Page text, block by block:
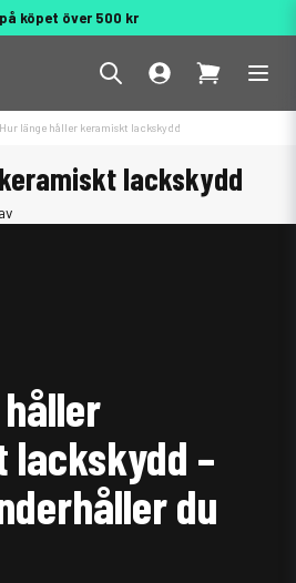
hjälp? 010 188 95 55
Hur länge håller keramiskt lackskydd
lackskydd
–
du